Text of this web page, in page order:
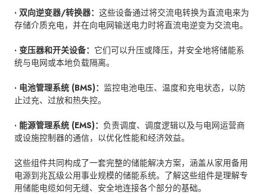
· 双向逆变器/转换器：这些设备通过将交流电转换为直流电来为
存储介质充电，并在向电网输送电力时将直流电逆变为交流电。
· 变压器和开关设备： 它们可以升压或降压，并安全地将储能系
统与电网或本地负载隔离。
· 电池管理系统 (BMS)：监控电池电压、温度和充电状态，以防
止过充、过放和热失控。
· 能源管理系统 (EMS)： 负责调度、调度逻辑以及与电网运营商
或设施控制器的通信，以优化性能和经济效益。
这些组件共同构成了一套完整的储能解决方案，涵盖从家用备用
电源到兆瓦级公用事业规模的储能系统。了解这些组件是理解专
用储能电缆如何无缝、安全地连接各个部分的基础。